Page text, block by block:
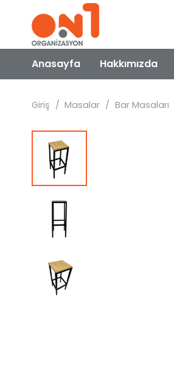
Anasayfa Hakkımızda
Giriş / Masalar / Bar Masaları